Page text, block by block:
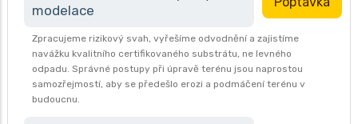
modelace
Zpracujeme rizikový svah, vyřešíme odvodnění a zajistíme
navážku kvalitního certifikovaného substrátu, ne levného
odpadu. Správné postupy při úpravě terénu jsou naprostou
samozřejmostí, aby se předešlo erozi a podmáčení terénu v
budoucnu.